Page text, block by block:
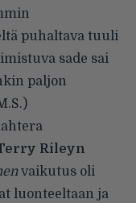
puhaltava tuuli
sade sai
paljon
Rileyn
vaikutus oli
luonteeltaan ja